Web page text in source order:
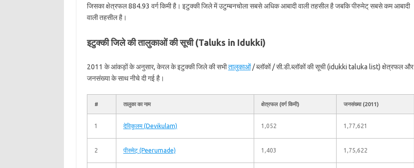
जिसका क्षेत्रफल 884.93 वर्ग किमी है। इटुक्की जिले में उटुम्बनचोला सबसे अधिक आबादी वाली तहसील है जबकि पीरुमेट् सबसे कम आबादी
वाली तहसील है।
इटुक्की जिले की तालुकाओं की सूची (Taluks in Idukki)
2011 के आंकड़ों के अनुसार, केरल के इटुक्की जिले की सभीतालुकाओं/ ब्लॉकों / सी.डी.ब्लॉकों की सूची (idukki taluka list) क्षेत्रफल और
जनसंख्या के साथ नीचे दी गई है।
# तालुका का नाम क्षेत्रफल (वर्ग किमी) जनसंख्या (2011)
1 देविकुलम (Devikulam) 1,052 1,77,621
2 पीरुमेट् (Peerumade) 1,403 1,75,622